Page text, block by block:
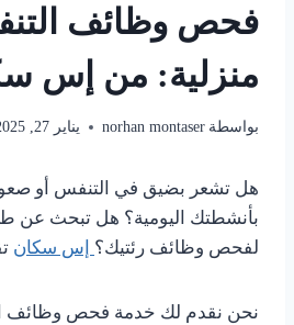
فحص وظائف
منزلية: من إس
بواسطة norhan montaser يناير 27, 2025
هل تشعر بضيق في التنفس أو
بأنشطتك اليومية؟ هل تبحث عن
لفحص وظائف رئتيك؟ إس سكان
نحن نقدم لك خدمة فحص وظائف